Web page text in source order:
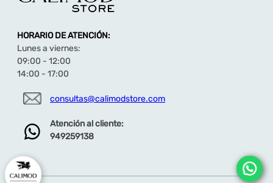
HORARIO DE ATENCIÓN:
Lunes a viernes:
09:00 - 12:00
14:00 - 17:00
consultas@calimodstore.com
Atención al cliente:
949259138